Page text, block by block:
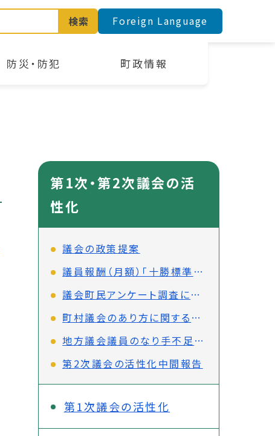
防災・防犯 町政情報
検索 Foreign Language
第1次・第2次議会の活
性化
議会の政策提案
議員報酬（月額）「十勝標準」の試算について
議会町民アンケート調査について
町村議会のあり方に関する研究報告書の検証
地方議会議員のなり手不足を解消するための環境整備を求める意見書
第2次議会の活性化中間報告
第1次議会の活性化